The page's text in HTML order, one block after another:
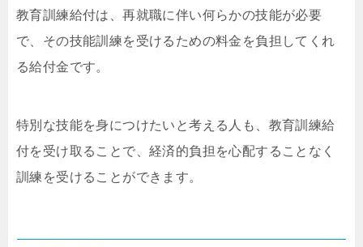
教育訓練給付は、再就職に伴い何らかの技能が必要
で、その技能訓練を受けるための料金を負担してくれ
る給付金です。
特別な技能を身につけたいと考える人も、教育訓練給
付を受け取ることで、経済的負担を心配することなく
訓練を受けることができます。